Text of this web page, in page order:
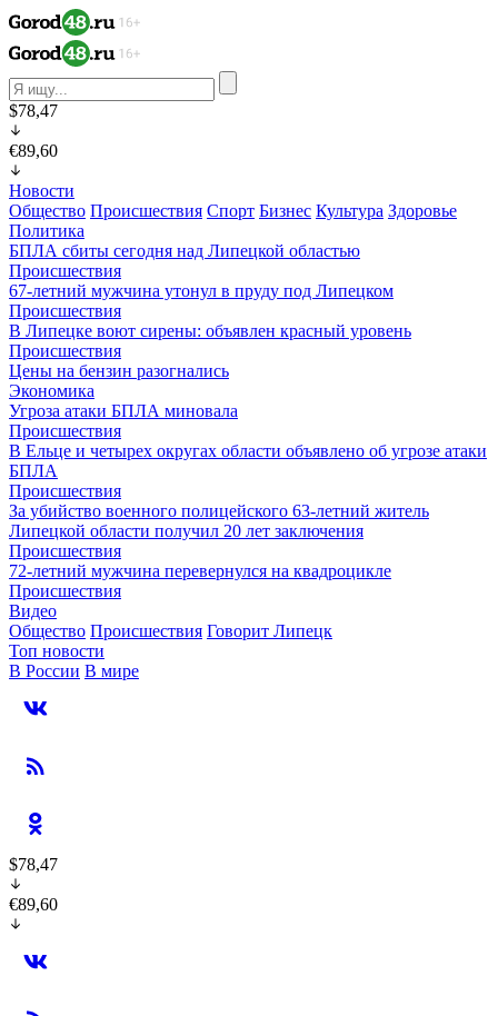
$78,47
€89,60
Новости
Общество Происшествия Спорт Бизнес Культура Здоровье
Политика
БПЛА сбиты сегодня над Липецкой областью
Происшествия
67-летний мужчина утонул в пруду под Липецком
Происшествия
В Липецке воют сирены: объявлен красный уровень
Происшествия
Цены на бензин разогнались
Экономика
Угроза атаки БПЛА миновала
Происшествия
В Ельце и четырех округах области объявлено об угрозе атаки
БПЛА
Происшествия
За убийство военного полицейского 63-летний житель
Липецкой области получил 20 лет заключения
Происшествия
72-летний мужчина перевернулся на квадроцикле
Происшествия
Видео
Общество Происшествия Говорит Липецк
Топ новости
В России В мире
$78,47
€89,60